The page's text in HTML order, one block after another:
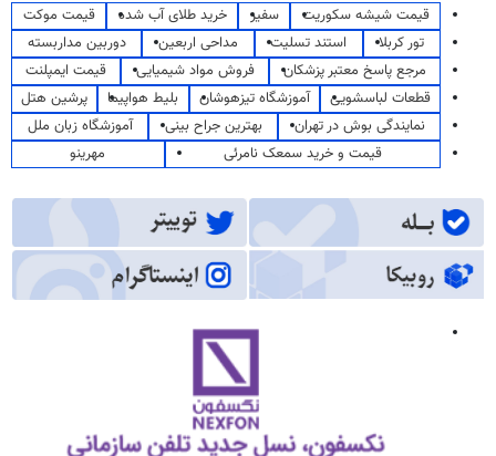
قیمت شیشه سکوریت سفیر خرید طلای آب شده
قیمت موکت
تور کربلا
استند تسلیت مداحی اربعین
دوربین مداربسته
مرجع پاسخ معتبر پزشکان
فروش مواد شیمیایی
قیمت ایمپلنت
قطعات لباسشویی
آموزشگاه تیزهوشان بلیط هواپیما
پرشین هتل
نمایندگی بوش در تهران
بهترین جراح بینی
آموزشگاه زبان ملل
قیمت و خرید سمعک نامرئی
مهرینو